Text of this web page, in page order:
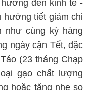
đến kinh tế -
hướng tiết giảm chi
như cùng kỳ hàng
ngày cận Tết, đặc
(23 tháng Chạp
gạo chất lượng
hoặc tăng nhẹ so